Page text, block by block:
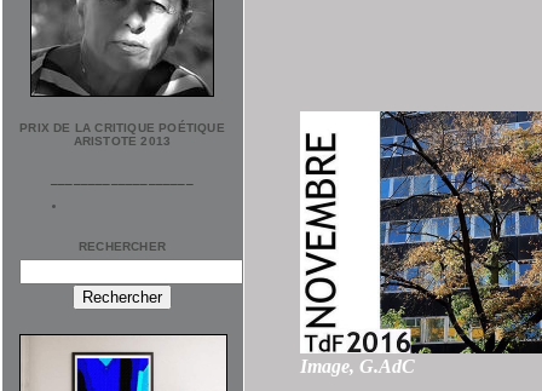
PRIX DE LA CRITIQUE POÉTIQUE
ARISTOTE 2013
RECHERCHER
Image, G.AdC